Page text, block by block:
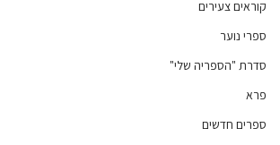
קוראים צעירים
ספרי נוער
סדרת "הספריה שלי"
פרא
ספרים חדשים